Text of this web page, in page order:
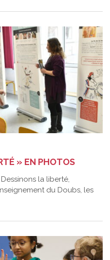
» EN PHOTOS
la liberté,
du Doubs, les